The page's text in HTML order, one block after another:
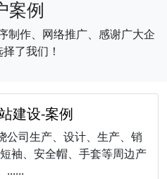
案例
制作、网络推广、感谢广大企
了我们！
建设-案例
公司生产、设计、生产、销
袖、安全帽、手套等周边产
......